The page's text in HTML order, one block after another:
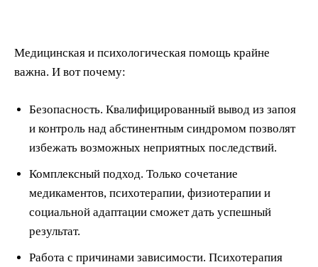
Медицинская и психологическая помощь крайне
важна. И вот почему:
Безопасность. Квалифицированный вывод из запоя
и контроль над абстинентным синдромом позволят
избежать возможных неприятных последствий.
Комплексный подход. Только сочетание
медикаментов, психотерапии, физиотерапии и
социальной адаптации сможет дать успешный
результат.
Работа с причинами зависимости. Психотерапия